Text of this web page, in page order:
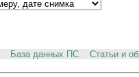
База данных ПС Статьи и